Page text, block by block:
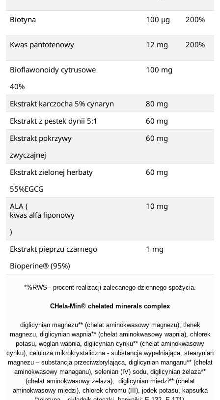
Biotyna 100 µg 200%
Kwas pantotenowy 12 mg 200%
Bioflawonoidy cytrusowe
40%
100 mg
Ekstrakt karczocha 5% cynaryn
80 mg
Ekstrakt z pestek dynii 5:1
60 mg
Ekstrakt pokrzywy
zwyczajnej
60 mg
Ekstrakt zielonej herbaty
55%EGCG
60 mg
ALA (
kwas alfa liponowy
)
10 mg
Ekstrakt pieprzu czarnego
Bioperine® (95%)
1 mg
*%RWS-- procent realizacji zalecanego dziennego spożycia.
CHela-Min® chelated minerals complex
diglicynian magnezu** (chelat aminokwasowy magnezu), tlenek
magnezu, diglicynian wapnia** (chelat aminokwasowy wapnia), chlorek
potasu, węglan wapnia, diglicynian cynku** (chelat aminokwasowy
cynku), celuloza mikrokrystaliczna - substancja wypełniająca, stearynian
magnezu – substancja przeciwzbrylająca, diglicynian manganu** (chelat
aminokwasowy managanu), selenian (IV) sodu, diglicynian żelaza**
(chelat aminokwasowy żelaza), diglicynian miedzi** (chelat
aminokwasowy miedzi), chlorek chromu (III), jodek potasu, kapsułka